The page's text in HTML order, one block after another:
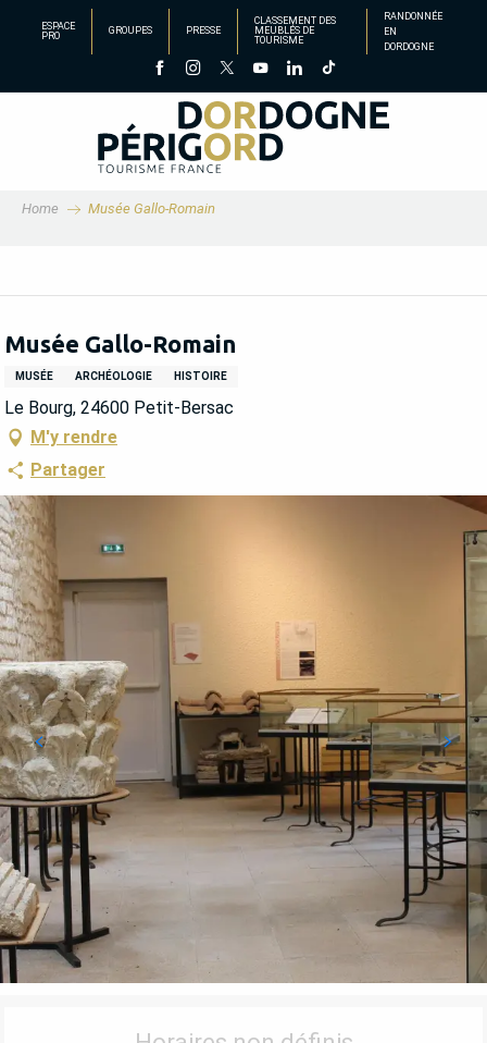
principal
ESPACE
PRO
GROUPES PRESSE
CLASSEMENT DES
MEUBLÉS DE
TOURISME
RANDONNÉE
EN
DORDOGNE
Home Musée Gallo-Romain
Musée Gallo-Romain
MUSÉE ARCHÉOLOGIE HISTOIRE
Le Bourg, 24600 Petit-Bersac
M'y rendre
Partager
OUVERTURE ET COORDONNÉES